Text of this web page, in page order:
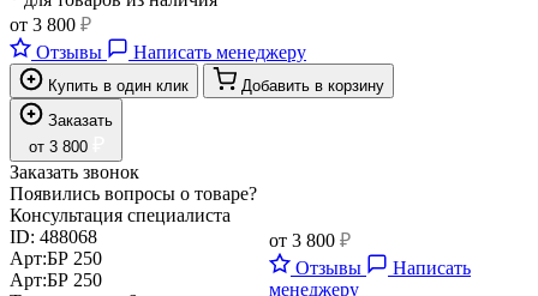
от 3 800 ₽
Отзывы
Написать менеджеру
Купить в один клик
Добавить в корзину
Заказать
от 3 800
Заказать звонок
Появились вопросы о товаре?
Консультация специалиста
ID: 488068
Арт:БР 250
Арт:БР 250
от 3 800 ₽
Отзывы
Написать
менеджеру